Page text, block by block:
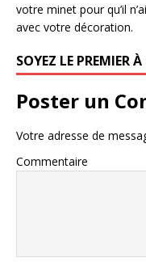
votre minet pour qu’il
avec votre décoration.
SOYEZ LE PREMIER
Poster un
Votre adresse de
Commentaire